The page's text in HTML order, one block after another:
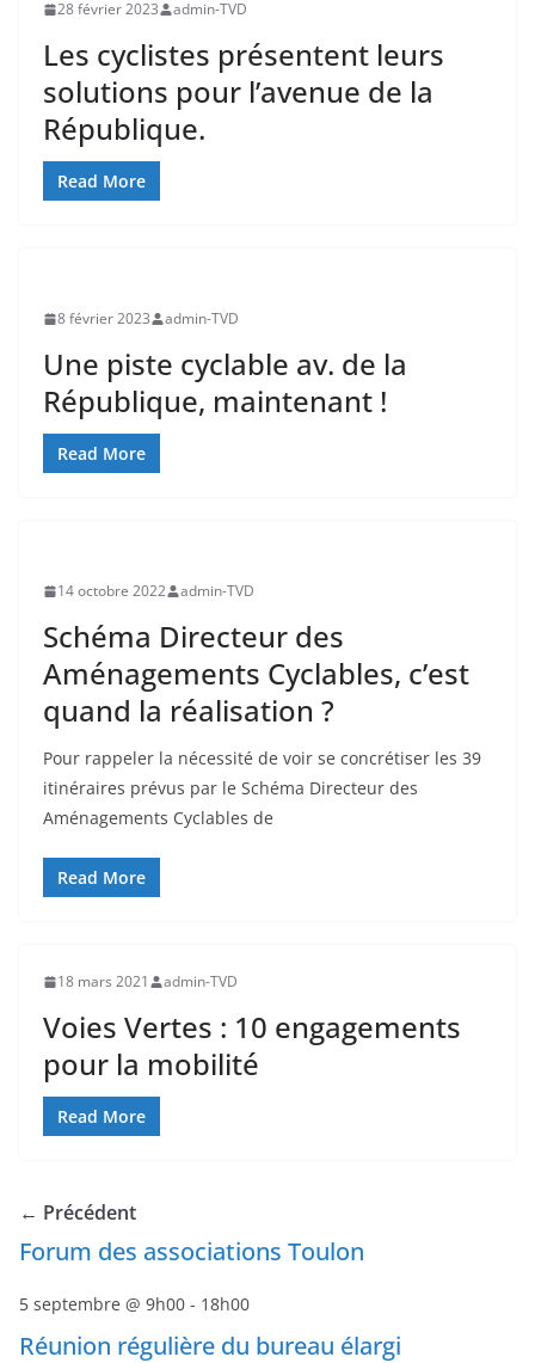
28 février 2023 admin-TVD
Les cyclistes présentent leurs
solutions pour l’avenue de la
République.
Read More
8 février 2023 admin-TVD
Une piste cyclable av. de la
République, maintenant !
Read More
14 octobre 2022 admin-TVD
Schéma Directeur des
Aménagements Cyclables, c’est
quand la réalisation ?
Pour rappeler la nécessité de voir se concrétiser les 39
itinéraires prévus par le Schéma Directeur des
Aménagements Cyclables de
Read More
18 mars 2021 admin-TVD
Voies Vertes : 10 engagements
pour la mobilité
Read More
← Précédent
Forum des associations Toulon
5 septembre @ 9h00 - 18h00
Réunion régulière du bureau élargi